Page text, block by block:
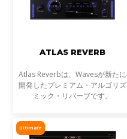
ATLAS REVERB
Atlas Reverbは、Wavesが新たに
開発したプレミアム・アルゴリズ
ミック・リバーブです。
Ultimate